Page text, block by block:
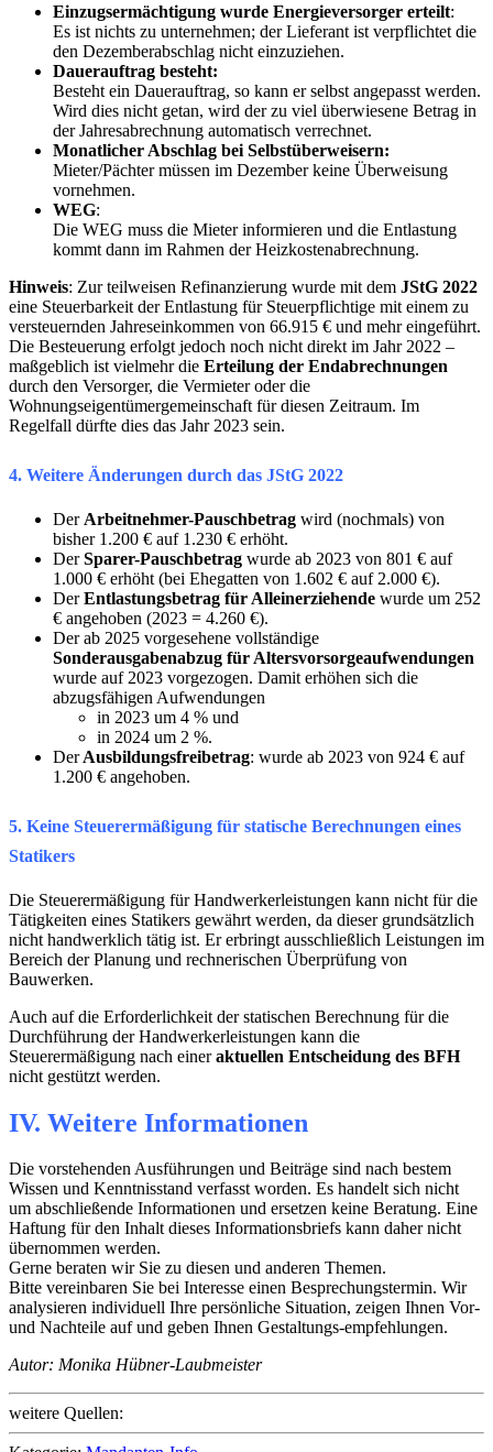
Einzugsermächtigung wurde Energieversorger erteilt:
Es ist nichts zu unternehmen; der Lieferant ist verpflichtet die
den Dezemberabschlag nicht einzuziehen.
Dauerauftrag besteht:
Besteht ein Dauerauftrag, so kann er selbst angepasst werden.
Wird dies nicht getan, wird der zu viel überwiesene Betrag in
der Jahresabrechnung automatisch verrechnet.
Monatlicher Abschlag bei Selbstüberweisern:
Mieter/Pächter müssen im Dezember keine Überweisung
vornehmen.
WEG:
Die WEG muss die Mieter informieren und die Entlastung
kommt dann im Rahmen der Heizkostenabrechnung.
Hinweis: Zur teilweisen Refinanzierung wurde mit dem JStG 2022
eine Steuerbarkeit der Entlastung für Steuerpflichtige mit einem zu
versteuernden Jahreseinkommen von 66.915 € und mehr eingeführt.
Die Besteuerung erfolgt jedoch noch nicht direkt im Jahr 2022 –
maßgeblich ist vielmehr die Erteilung der Endabrechnungen
durch den Versorger, die Vermieter oder die
Wohnungseigentümergemeinschaft für diesen Zeitraum. Im
Regelfall dürfte dies das Jahr 2023 sein.
4. Weitere Änderungen durch das JStG 2022
Der Arbeitnehmer-Pauschbetrag wird (nochmals) von
bisher 1.200 € auf 1.230 € erhöht.
DerSparer-Pauschbetrag wurde ab 2023 von 801 € auf
1.000 € erhöht (bei Ehegatten von 1.602 € auf 2.000 €).
DerEntlastungsbetrag für Alleinerziehende wurde um 252
€ angehoben (2023 = 4.260 €).
Der ab 2025 vorgesehene vollständige
Sonderausgabenabzug für Altersvorsorgeaufwendungen
wurde auf 2023 vorgezogen. Damit erhöhen sich die
abzugsfähigen Aufwendungen
in 2023 um 4 % und
in 2024 um 2 %.
DerAusbildungsfreibetrag: wurde ab 2023 von 924 € auf
1.200 € angehoben.
5. Keine Steuerermäßigung für statische Berechnungen eines
Statikers
Die Steuerermäßigung für Handwerkerleistungen kann nicht für die
Tätigkeiten eines Statikers gewährt werden, da dieser grundsätzlich
nicht handwerklich tätig ist. Er erbringt ausschließlich Leistungen im
Bereich der Planung und rechnerischen Überprüfung von
Bauwerken.
Auch auf die Erforderlichkeit der statischen Berechnung für die
Durchführung der Handwerkerleistungen kann die
Steuerermäßigung nach eineraktuellen Entscheidung des BFH
nicht gestützt werden.
IV. Weitere Informationen
Die vorstehenden Ausführungen und Beiträge sind nach bestem
Wissen und Kenntnisstand verfasst worden. Es handelt sich nicht
um abschließende Informationen und ersetzen keine Beratung. Eine
Haftung für den Inhalt dieses Informationsbriefs kann daher nicht
übernommen werden.
Gerne beraten wir Sie zu diesen und anderen Themen.
Bitte vereinbaren Sie bei Interesse einen Besprechungstermin. Wir
analysieren individuell Ihre persönliche Situation, zeigen Ihnen Vor-
und Nachteile auf und geben Ihnen Gestaltungs-empfehlungen.
Autor: Monika Hübner-Laubmeister
weitere Quellen: